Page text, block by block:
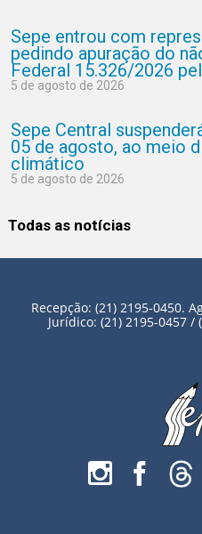
Sepe entrou com
pedindo apuração do
Federal 15.326/2026
5 de agosto de 2026
Sepe Central
05 de agosto, ao meio
climático
5 de agosto de 2026
Todas as notícias
Recepção: (21) 2195-0450.
Jurídico: (21) 2195-0457 /